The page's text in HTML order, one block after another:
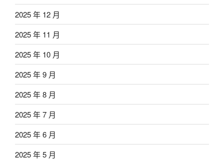
2025 年 12 月
2025 年 11 月
2025 年 10 月
2025 年 9 月
2025 年 8 月
2025 年 7 月
2025 年 6 月
2025 年 5 月